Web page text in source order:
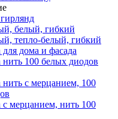
белый, гибкий
тепло-белый, гибкий
дома и фасада
нить 100 белых диодов
нить с мерцанием, 100
с мерцанием, нить 100